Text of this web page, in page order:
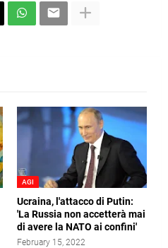
AGI
Ucraina, l'attacco di Putin:
'La Russia non accetterà mai
di avere la NATO ai confini'
February 15, 2022